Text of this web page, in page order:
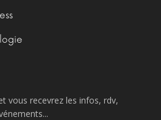
vous recevrez les infos, rdv,